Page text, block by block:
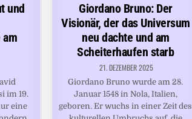
und
am
im 19.
eine
Giordano Bruno: Der
Visionär, der das Universum
neu dachte und am
Scheiterhaufen starb
21. DEZEMBER 2025
Giordano Bruno wurde am 28.
Januar 1548 in Nola, Italien,
geboren. Er wuchs in einer Zeit des